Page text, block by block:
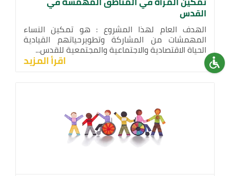
القدس
الهدف العام لهذا المشروع : هو تمكين النساء
المهمشات من المشاركة وتطويرحياتهم القيادية
الحياة الاقتصادية والاجتماعية والمجتمعية للقدس...
اقرأ المزيد